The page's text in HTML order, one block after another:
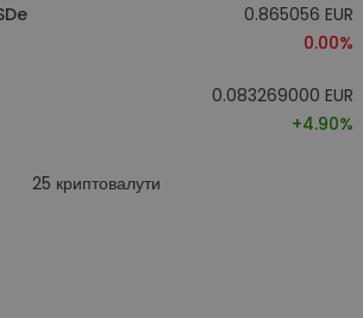
0.865056 EUR
0.00%
0.083269000 EUR
+4.90%
25 криптовалути